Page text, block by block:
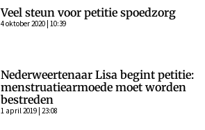
Veel steun voor petitie spoedzorg
4 oktober 2020 | 10:39
Nederweertenaar Lisa begint petitie:
menstruatiearmoede moet worden
bestreden
1 april 2019 | 23:08